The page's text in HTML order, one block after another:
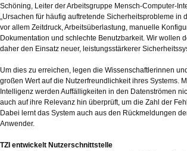
Schöning, Leiter der Arbeitsgruppe Mensch-Computer-
„Ursachen für häufig auftretende Sicherheitsprobleme in
vor allem Zeitdruck, Arbeitsüberlastung, manuelle
Dokumentation und schlechte Benutzbarkeit. Wir wollen
daher den Einsatz neuer, leistungsstärkerer
Um dies zu erreichen, legen die Wissenschaftlerinnen
großen Wert auf die Nutzerfreundlichkeit ihres Systems.
Intelligenz werden Auffälligkeiten in den Datenströmen
auch auf ihre Relevanz hin überprüft, um die Zahl der
Dabei lernt das System auch aus den Rückmeldungen
Anwender.
TZI entwickelt Nutzerschnittstelle